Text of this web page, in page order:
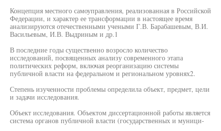
Концепция местного самоуправления, реализованная в Российской
Федерации, и характер ее трансформации в настоящее время
анализируются отечественными учеными Г.В. Барабашевым, В.И.
Васильевым, И.В. Выдриным и др.1
В последние годы существенно возросло количество
исследований, посвященных анализу современного этапа
политических реформ, включая реорганизацию системы
публичной власти на федеральном и региональном уровнях2.
Степень изученности проблемы определила объект, предмет, цели
и задачи исследования.
Объект исследования. Объектом диссертационной работы является
система органов публичной власти (государственных и муници-